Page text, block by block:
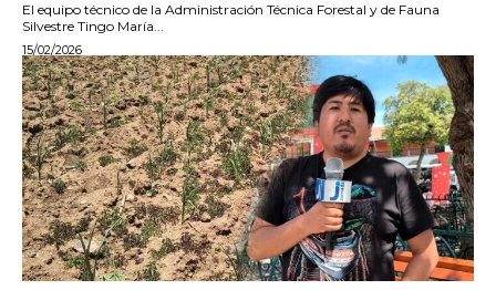
El equipo técnico de la Administración Técnica Forestal y de Fauna
Silvestre Tingo María...
15/02/2026